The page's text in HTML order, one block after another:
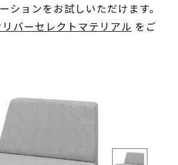
ションをお試しいただけます。
リバーセレクトマテリアル をご